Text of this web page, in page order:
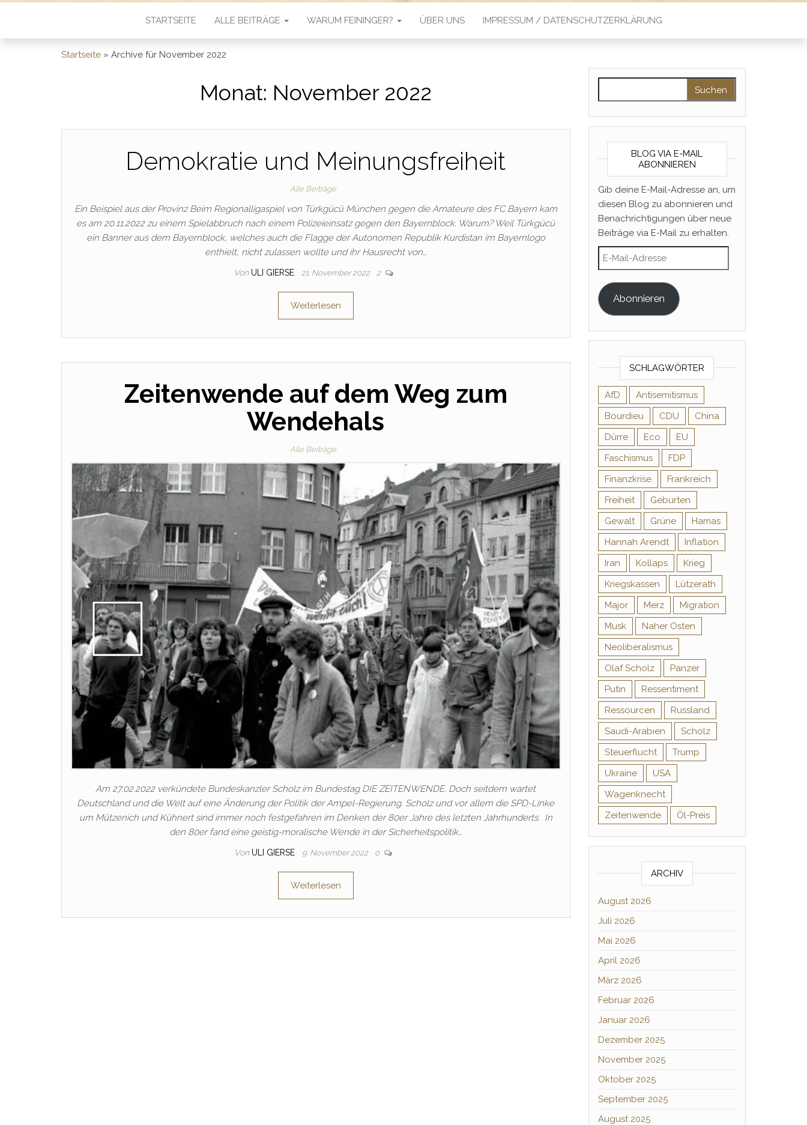
STARTSEITE ALLE BEITRÄGE WARUM FEININGER? ÜBER UNS IMPRESSUM / DATENSCHUTZERKLÄRUNG
Startseite » Archive für November 2022
Monat: November 2022
Demokratie und Meinungsfreiheit
Alle Beiträge
Ein Beispiel aus der Provinz Beim Regionalligaspiel von Türkgücü München gegen die Amateure des FC Bayern kam
es am 20.11.2022 zu einem Spielabbruch nach einem Polizeieinsatz gegen den Bayernblock. Warum? Weil Türkgücü
ein Banner aus dem Bayernblock, welches auch die Flagge der Autonomen Republik Kurdistan im Bayernlogo
enthielt, nicht zulassen wollte und ihr Hausrecht von…
Von ULI GIERSE 21. November 2022 2
Weiterlesen
Zeitenwende auf dem Weg zum
Wendehals
Alle Beiträge
Am 27.02.2022 verkündete Bundeskanzler Scholz im Bundestag DIE ZEITENWENDE. Doch seitdem wartet
Deutschland und die Welt auf eine Änderung der Politik der Ampel-Regierung. Scholz und vor allem die SPD-Linke
um Mützenich und Kühnert sind immer noch festgefahren im Denken der 80er Jahre des letzten Jahrhunderts. In
den 80er fand eine geistig-moralische Wende in der Sicherheitspolitik…
Von ULI GIERSE 9. November 2022 0
Weiterlesen
BLOG VIA E-MAIL
ABONNIEREN
Gib deine E-Mail-Adresse an, um
diesen Blog zu abonnieren und
Benachrichtigungen über neue
Beiträge via E-Mail zu erhalten.
E-Mail-Adresse
Abonnieren
SCHLAGWÖRTER
AfD
Antisemitismus
Bourdieu
CDU
China
Dürre
Eco
EU
Faschismus
FDP
Finanzkrise
Frankreich
Freiheit
Geburten
Gewalt
Grüne
Hamas
Hannah Arendt
Inflation
Iran
Kollaps
Krieg
Kriegskassen
Lützerath
Major
Merz
Migration
Musk
Naher Osten
Neoliberalismus
Olaf Scholz
Panzer
Putin
Ressentiment
Ressourcen
Russland
Saudi-Arabien
Scholz
Steuerflucht
Trump
Ukraine
USA
Wagenknecht
Zeitenwende
Öl-Preis
ARCHIV
August 2026
Juli 2026
Mai 2026
April 2026
März 2026
Februar 2026
Januar 2026
Dezember 2025
November 2025
Oktober 2025
September 2025
August 2025